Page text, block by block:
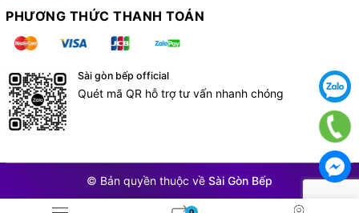
PHƯƠNG THỨC THANH TOÁN
Sài gòn bếp official
Quét mã QR hỗ trợ tư vấn nhanh chóng
© Bản quyền thuộc về Sài Gòn Bếp